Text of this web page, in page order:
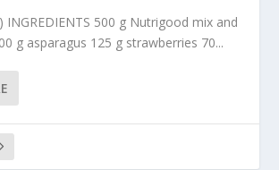
INGREDIENTS 500 g Nutrigood mix and
g asparagus 125 g strawberries 70...